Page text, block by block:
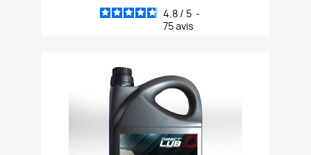
4.8 / 5 -
75avis